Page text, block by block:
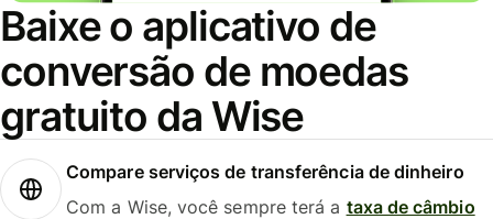
Baixe o aplicativo de
conversão de moedas
gratuito da Wise
Compare serviços de transferência de dinheiro
Com a Wise, você sempre terá a taxa de câmbio